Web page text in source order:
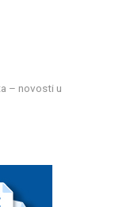
– novosti u